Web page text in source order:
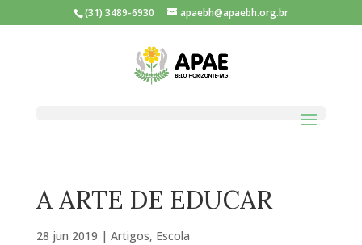
(31) 3489-6930 apaebh@apaebh.org.br
A ARTE DE EDUCAR
28 jun 2019 | Artigos, Escola